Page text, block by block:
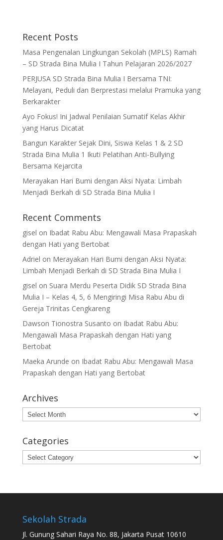
Recent Posts
Masa Pengenalan Lingkungan Sekolah (MPLS) Ramah
– SD Strada Bina Mulia I Tahun Pelajaran 2026/2027
PERJUSA SD Strada Bina Mulia I Bersama TNI:
Melayani, Peduli dan Berprestasi melalui Pramuka yang
Berkarakter
Ayo Fokus! Ini Jadwal Penilaian Sumatif Kelas Akhir
yang Harus Dicatat
Bangun Karakter Sejak Dini, Siswa Kelas 1 & 2 SD
Strada Bina Mulia 1 Ikuti Pelatihan Anti-Bullying
Bersama Kejarcita
Merayakan Hari Bumi dengan Aksi Nyata: Limbah
Menjadi Berkah di SD Strada Bina Mulia I
Recent Comments
gisel on Ibadat Rabu Abu: Mengawali Masa Prapaskah
dengan Hati yang Bertobat
Adriel on Merayakan Hari Bumi dengan Aksi Nyata:
Limbah Menjadi Berkah di SD Strada Bina Mulia I
gisel on Suara Merdu Peserta Didik SD Strada Bina
Mulia I – Kelas 4, 5, 6 Mengiringi Misa Rabu Abu di
Gereja Trinitas Cengkareng
Dawson Tionostra Susanto on Ibadat Rabu Abu:
Mengawali Masa Prapaskah dengan Hati yang
Bertobat
Maeka Arunde on Ibadat Rabu Abu: Mengawali Masa
Prapaskah dengan Hati yang Bertobat
Archives
Archives
Categories
Categories
Sekolah Strada
Jl. Gunung Sahari Raya No. 88, Jakarta Pusat 10610